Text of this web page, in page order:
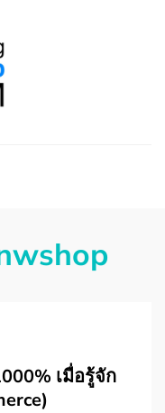
เมื่อรู้จัก